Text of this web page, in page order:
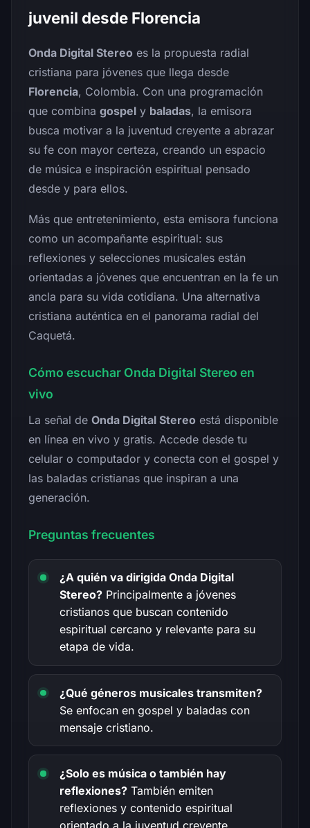
juvenil desde Florencia
Onda Digital Stereo es la propuesta radial
cristiana para jóvenes que llega desde
Florencia, Colombia. Con una programación
que combina gospel y baladas, la emisora
busca motivar a la juventud creyente a abrazar
su fe con mayor certeza, creando un espacio
de música e inspiración espiritual pensado
desde y para ellos.
Más que entretenimiento, esta emisora funciona
como un acompañante espiritual: sus
reflexiones y selecciones musicales están
orientadas a jóvenes que encuentran en la fe un
ancla para su vida cotidiana. Una alternativa
cristiana auténtica en el panorama radial del
Caquetá.
Cómo escuchar Onda Digital Stereo en
vivo
La señal de Onda Digital Stereo está disponible
en línea en vivo y gratis. Accede desde tu
celular o computador y conecta con el gospel y
las baladas cristianas que inspiran a una
generación.
Preguntas frecuentes
¿A quién va dirigida Onda Digital
Stereo? Principalmente a jóvenes
cristianos que buscan contenido
espiritual cercano y relevante para su
etapa de vida.
¿Qué géneros musicales transmiten?
Se enfocan en gospel y baladas con
mensaje cristiano.
¿Solo es música o también hay
reflexiones? También emiten
reflexiones y contenido espiritual
orientado a la juventud creyente.